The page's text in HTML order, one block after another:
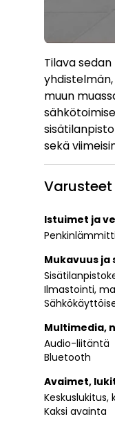
Tilava
muun
sekä
Varusteet
Istuimet ja
Mukavuus ja
Ilmastointi,
Multimedia,
Audio-liitäntä
Bluetooth
Avaimet,
Keskuslukitus,
Kaksi avainta